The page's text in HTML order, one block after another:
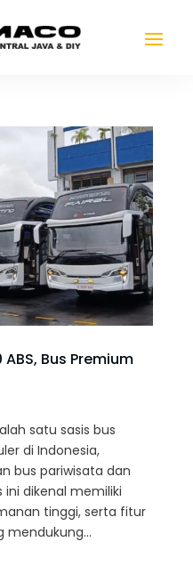
Bus Premium
satu sasis bus
di Indonesia,
bus pariwisata dan
ini dikenal memiliki
tinggi, serta fitur
mendukung...